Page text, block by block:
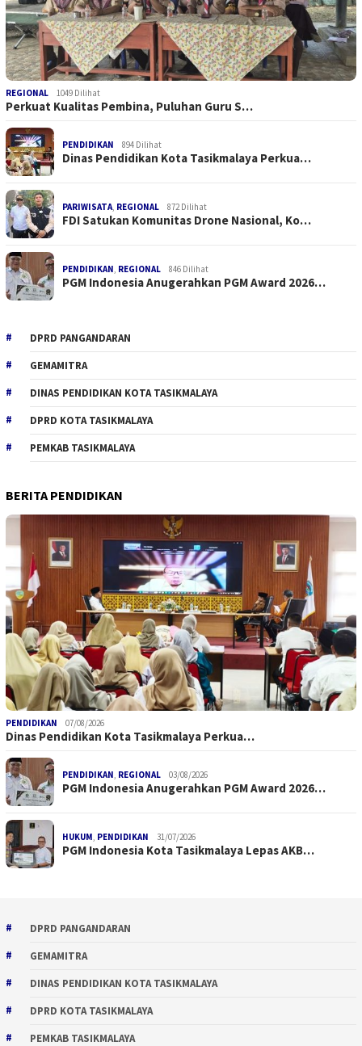
REGIONAL 1049 Dilihat
Perkuat Kualitas Pembina, Puluhan Guru S…
PENDIDIKAN 894 Dilihat
Dinas Pendidikan Kota Tasikmalaya Perkua…
PARIWISATA, REGIONAL 872 Dilihat
FDI Satukan Komunitas Drone Nasional, Ko…
PENDIDIKAN, REGIONAL 846 Dilihat
PGM Indonesia Anugerahkan PGM Award 2026…
DPRD PANGANDARAN
GEMAMITRA
DINAS PENDIDIKAN KOTA TASIKMALAYA
DPRD KOTA TASIKMALAYA
PEMKAB TASIKMALAYA
BERITA PENDIDIKAN
PENDIDIKAN 07/08/2026
Dinas Pendidikan Kota Tasikmalaya Perkua…
PENDIDIKAN REGIONAL 03/08/2026
PGM Indonesia Anugerahkan PGM Award 2026…
HUKUM PENDIDIKAN 31/07/2026
PGM Indonesia Kota Tasikmalaya Lepas AKB…
DPRD PANGANDARAN
GEMAMITRA
DINAS PENDIDIKAN KOTA TASIKMALAYA
DPRD KOTA TASIKMALAYA
PEMKAB TASIKMALAYA